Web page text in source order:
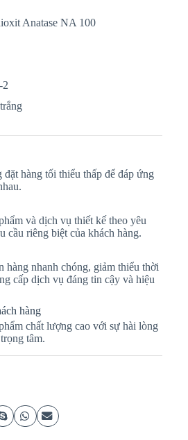
Anatase NA 100
2
đặt hàng tối thiểu thấp để đáp ứng
và dịch vụ thiết kế theo yêu
cầu riêng biệt của khách hàng.
hàng nhanh chóng, giảm thiểu thời
cấp dịch vụ đáng tin cậy và hiệu
hàng
chất lượng cao với sự hài lòng
tâm.